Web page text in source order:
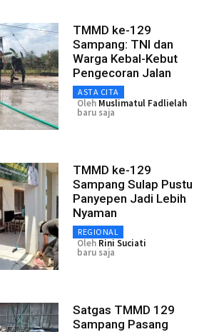
TMMD ke-129
Sampang: TNI dan
Warga Kebal-Kebut
Pengecoran Jalan
ASTA CITA
Oleh Muslimatul Fadlielah
baru saja
TMMD ke-129
Sampang Sulap Pustu
Panyepen Jadi Lebih
Nyaman
REGIONAL
Oleh Rini Suciati
baru saja
Satgas TMMD 129
Sampang Pasang